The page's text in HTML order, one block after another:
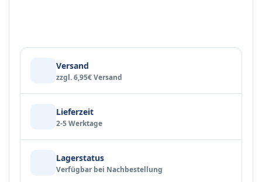
Versand
zzgl. 6,95€ Versand
Lieferzeit
2-5 Werktage
Lagerstatus
Verfügbar bei Nachbestellung